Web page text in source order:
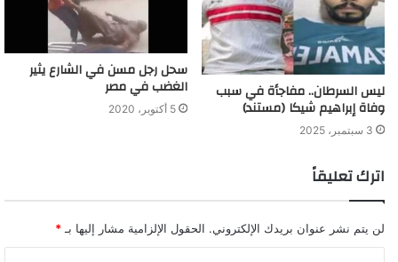
ليس السرطان.. مفاجأة في سبب
وفاة إبراهيم شيكا (مستند)
3 سبتمبر، 2025
سحل رجل مسن في الشارع يثير
الغضب في مصر
5 أكتوبر، 2020
اترك تعليقاً
لن يتم نشر عنوان بريدك الإلكتروني. الحقول الإلزامية مشار إليها بـ *